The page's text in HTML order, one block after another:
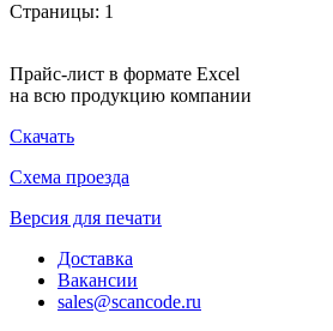
Страницы: 1
Прайс-лист в формате Excel
на всю продукцию компании
Скачать
Схема проезда
Версия для печати
Доставка
Вакансии
sales@scancode.ru